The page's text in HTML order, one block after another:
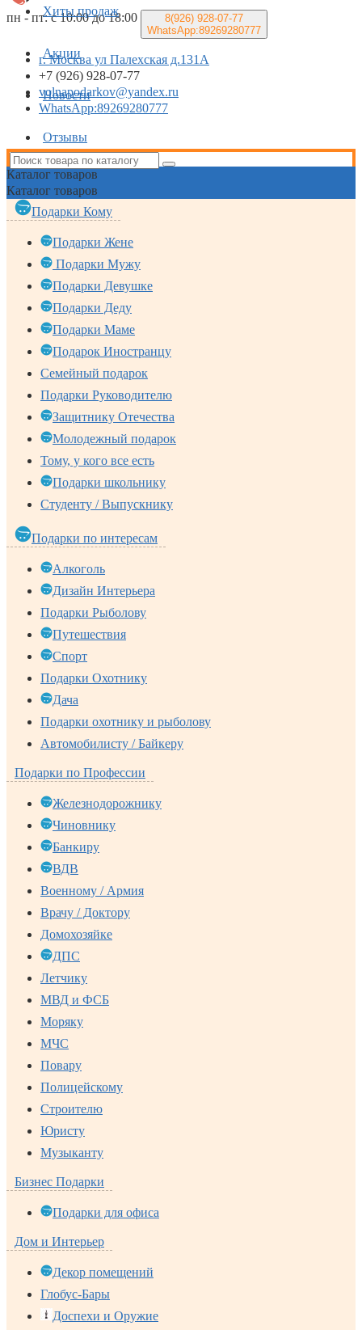
пн - пт: с 10:00 до 18:00 8(926) 928-07-77
WhatsApp:89269280777
г. Москва ул Палехская д.131А
+7 (926) 928-07-77
volnapodarkov@yandex.ru
WhatsApp:89269280777
Хиты продаж
Акции
Новости
Отзывы
Каталог товаров
Каталог товаров
Подарки Кому
Подарки Жене
Подарки Мужу
Подарки Девушке
Подарки Деду
Подарки Маме
Подарок Иностранцу
Семейный подарок
Подарки Руководителю
Защитнику Отечества
Молодежный подарок
Тому, у кого все есть
Подарки школьнику
Студенту / Выпускнику
Подарки по интересам
Алкоголь
Дизайн Интерьера
Подарки Рыболову
Путешествия
Спорт
Подарки Охотнику
Дача
Подарки охотнику и рыболову
Автомобилисту / Байкеру
Подарки по Профессии
Железнодорожнику
Чиновнику
Банкиру
ВДВ
Военному / Армия
Врачу / Доктору
Домохозяйке
ДПС
Летчику
МВД и ФСБ
Моряку
МЧС
Повару
Полицейскому
Строителю
Юристу
Музыканту
Бизнес Подарки
Подарки для офиса
Дом и Интерьер
Декор помещений
Глобус-Бары
Доспехи и Оружие